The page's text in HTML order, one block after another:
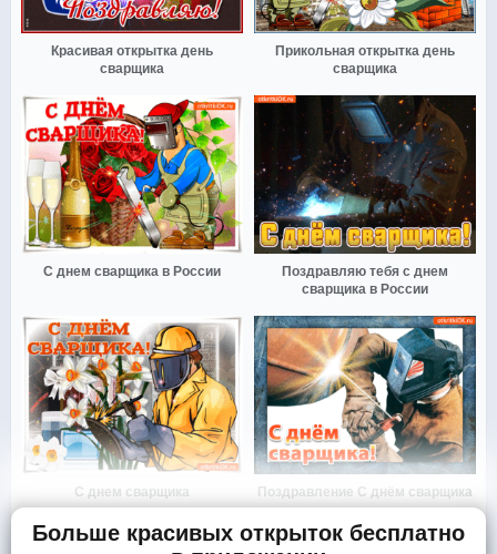
Красивая открытка день
сварщика
Прикольная открытка день
сварщика
С днем сварщика в России
Поздравляю тебя с днем
сварщика в России
С днем сварщика Поздравление С днём сварщика
Больше красивых открыток бесплатно